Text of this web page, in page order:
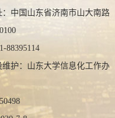
中国山东省济南市山大南路
88395114
护：山东大学信息化工作办